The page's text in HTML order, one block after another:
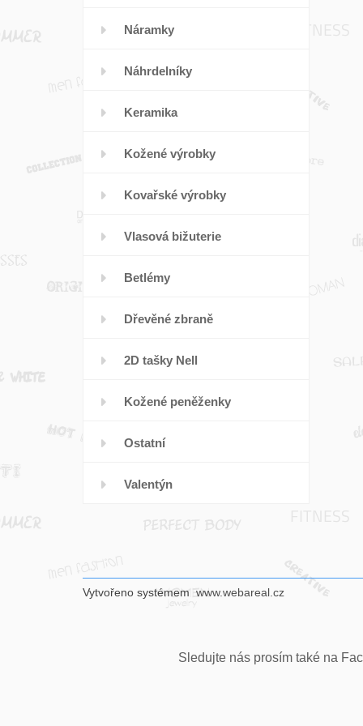
Náramky
Náhrdelníky
Keramika
Kožené výrobky
Kovařské výrobky
Vlasová bižuterie
Betlémy
Dřevěné zbraně
2D tašky Nell
Kožené peněženky
Ostatní
Valentýn
Vytvořeno systémem www.webareal.cz
Sledujte nás prosím také na